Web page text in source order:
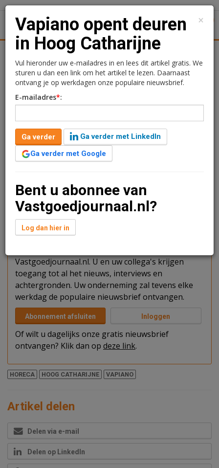
Juridisch | Fiscaal Transacties
Vapiano opent deuren in
Hoog Catharijne
Kimberly Camu
16 maart 2018 om 10:42
8 jaar geleden aangepast
2 minuten leestijd
De komst van de Italiaanse restaurantketen was al
tiende vestiging in Nederland.
Verder lezen?
U kunt het artikel niet volledig lezen omdat u nog
Vastgoedjournaal.nl. U en uw collega's krijgen
toegang tot al het nieuws, interviews en
achtergronden. Uw onderneming zal tevens elke
werkdag de populaire nieuwsbrief ontvangen.
Abonnement afsluiten Inloggen
Of wilt u dagelijks onze gratis nieuwsbrief
ontvangen? Klik dan op deze link.
HORECA HOOG CATHARIJNE VAPIANO
Artikel delen
Delen via e-mail
Delen op LinkedIn
×
Vapiano opent deuren
in Hoog Catharijne
Vul hieronder uw e-mailadres in en lees dit artikel gratis. We
sturen u dan een link om het artikel te lezen. Daarnaast
ontvang je op werkdagen onze populaire nieuwsbrief.
E-mailadres*:
Ga verder
Ga verder met LinkedIn
Ga verder met Google
Bent u abonnee van
Vastgoedjournaal.nl?
Log dan hier in